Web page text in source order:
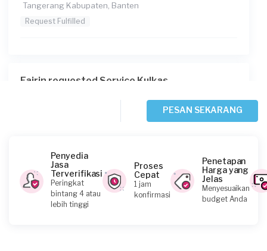
Tangerang Kabupaten, Banten
Request Fulfilled
Fajrin requested Service Kulkas
Eni requested Service Kulkas
Sekitar 14 jam yang lalu
Tangerang Kota, Banten
PESAN SEKARANG
Penyedia
Jasa
Terverifikasi
Peringkat
bintang 4 atau
lebih tinggi
Proses
Cepat
1 jam
konfirmasi
Penetapan
Harga yang
Jelas
Menyesuaikan
budget Anda